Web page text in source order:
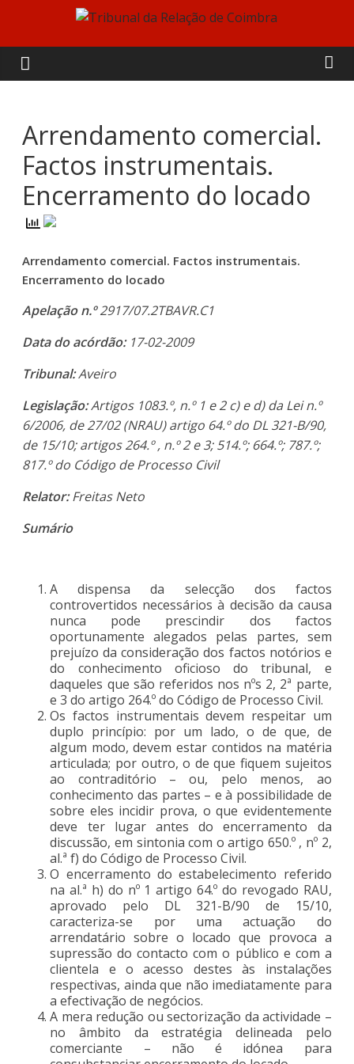
content
Tribunal
da
Relação
de
Coimbra
Arrendamento comercial.
Factos instrumentais.
Encerramento do locado
Arrendamento comercial. Factos instrumentais.
Encerramento do locado
Apelação n.º2917/07.2TBAVR.C1
Data do acórdão: 17-02-2009
Tribunal:Aveiro
Legislação:Artigos 1083.º, n.º 1 e 2 c) e d) da Lei n.º
6/2006, de 27/02 (NRAU) artigo 64.º do DL 321-B/90,
de 15/10; artigos 264.º , n.º 2 e 3; 514.º; 664.º; 787.º;
817.º do Código de Processo Civil
Relator:Freitas Neto
Sumário
A dispensa da selecção dos factos
controvertidos necessários à decisão da causa
nunca pode prescindir dos factos
oportunamente alegados pelas partes, sem
prejuízo da consideração dos factos notórios e
do conhecimento oficioso do tribunal, e
daqueles que são referidos nos nºs 2, 2ª parte,
e 3 do artigo 264.º do Código de Processo Civil.
Os factos instrumentais devem respeitar um
duplo princípio: por um lado, o de que, de
algum modo, devem estar contidos na matéria
articulada; por outro, o de que fiquem sujeitos
ao contraditório – ou, pelo menos, ao
conhecimento das partes – e à possibilidade de
sobre eles incidir prova, o que evidentemente
deve ter lugar antes do encerramento da
discussão, em sintonia com o artigo 650.º , nº 2,
al.ª f) do Código de Processo Civil.
O encerramento do estabelecimento referido
na al.ª h) do nº 1 artigo 64.º do revogado RAU,
aprovado pelo DL 321-B/90 de 15/10,
caracteriza-se por uma actuação do
arrendatário sobre o locado que provoca a
supressão do contacto com o público e com a
clientela e o acesso destes às instalações
respectivas, ainda que não imediatamente para
a efectivação de negócios.
A mera redução ou sectorização da actividade –
no âmbito da estratégia delineada pelo
comerciante – não é idónea para